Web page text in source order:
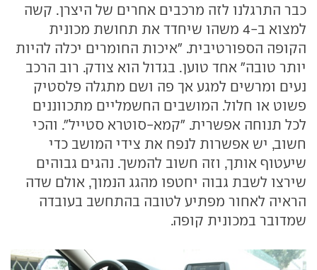
כבר התרגלנו לזה מרכבים אחרים של היצרן. קשה
למצוא ב-4 משהו שיחדד את תחושת מכונית
הקופה הספורטיבית. "איכות החומרים יכלה להיות
יותר טובה" אחד טוען. בגדול הוא צודק. רוב הרכב
נעים ומרשים למגע אך פה ושם מתגלה פלסטיק
פשוט או חלול. המושבים החשמליים מתכווננים
לכל תנוחה אפשרית. "קמא-סוטרא סטייל". והכי
חשוב, יש אפשרות לנפח את צידי המושב כדי
שיעטוף אותך, וזה חשוב להמשך. נהגים גבוהים
שירצו לשבת גבוה יחטפו מהגג הנמוך, אולם שדה
הראיה לאחור מפתיע לטובה בהתחשב בעובדה
שמדובר במכונית קופה.